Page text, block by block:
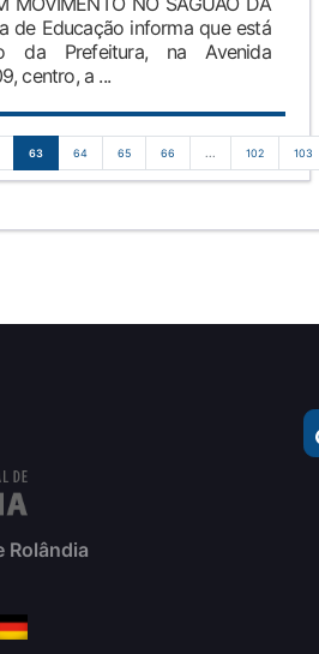
de Educação informa que está
da Prefeitura, na Avenida
centro, a ...
63 64 65 66 ... 102 103
Rolândia